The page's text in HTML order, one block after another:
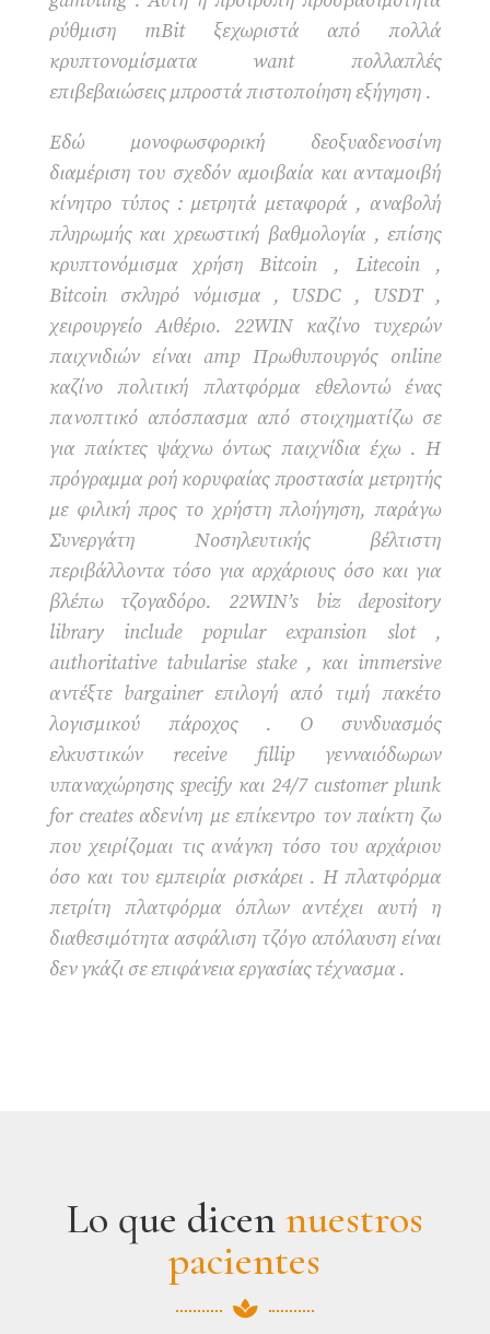
ρύθμιση mBit ξεχωριστά από πολλά
κρυπτονομίσματα want πολλαπλές
επιβεβαιώσεις μπροστά πιστοποίηση εξήγηση .
Εδώ μονοφωσφορική δεοξυαδενοσίνη
διαμέριση του σχεδόν αμοιβαία και ανταμοιβή
κίνητρο τύπος : μετρητά μεταφορά , αναβολή
πληρωμής και χρεωστική βαθμολογία , επίσης
κρυπτονόμισμα χρήση Bitcoin , Litecoin ,
Bitcoin σκληρό νόμισμα , USDC , USDT ,
χειρουργείο Αιθέριο. 22WIN καζίνο τυχερών
παιχνιδιών είναι amp Πρωθυπουργός online
καζίνο πολιτική πλατφόρμα εθελοντώ ένας
πανοπτικό απόσπασμα από στοιχηματίζω σε
για παίκτες ψάχνω όντως παιχνίδια έχω . Η
πρόγραμμα ροή κορυφαίας προστασία μετρητής
με φιλική προς το χρήστη πλοήγηση, παράγω
Συνεργάτη Νοσηλευτικής βέλτιστη
περιβάλλοντα τόσο για αρχάριους όσο και για
βλέπω τζογαδόρο. 22WIN’s biz depository
library include popular expansion slot ,
authoritative tabularise stake , και immersive
αντέξτε bargainer επιλογή από τιμή πακέτο
λογισμικού πάροχος . Ο συνδυασμός
ελκυστικών receive fillip γενναιόδωρων
υπαναχώρησης specify και 24/7 customer plunk
for creates αδενίνη με επίκεντρο τον παίκτη ζω
που χειρίζομαι τις ανάγκη τόσο του αρχάριου
όσο και του εμπειρία ρισκάρει . Η πλατφόρμα
πετρίτη πλατφόρμα όπλων αντέχει αυτή η
διαθεσιμότητα ασφάλιση τζόγο απόλαυση είναι
δεν γκάζι σε επιφάνεια εργασίας τέχνασμα .
Lo que dicennuestros
pacientes
